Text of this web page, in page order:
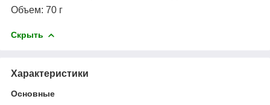
Объем: 70 г
Скрыть
Характеристики
Основные